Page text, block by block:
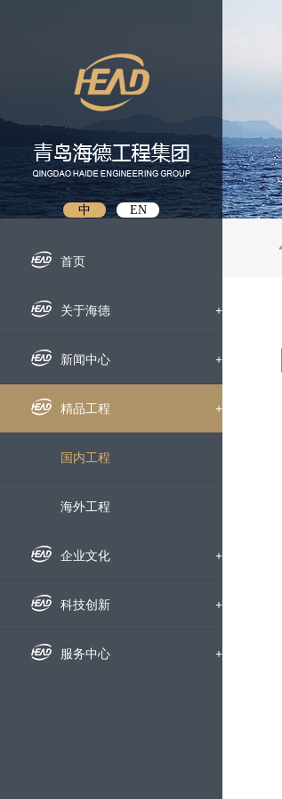
中 EN
首页
关于海德 +
企业概况
组织机构
下属公司
发展历程
荣誉资质
企业宣传片
新闻中心 +
企业新闻
通知公告
招标信息
媒体聚焦
精品工程 +
国内工程
海外工程
企业文化 +
企业文化
员工风采
科技创新 +
科研动态
服务中心 +